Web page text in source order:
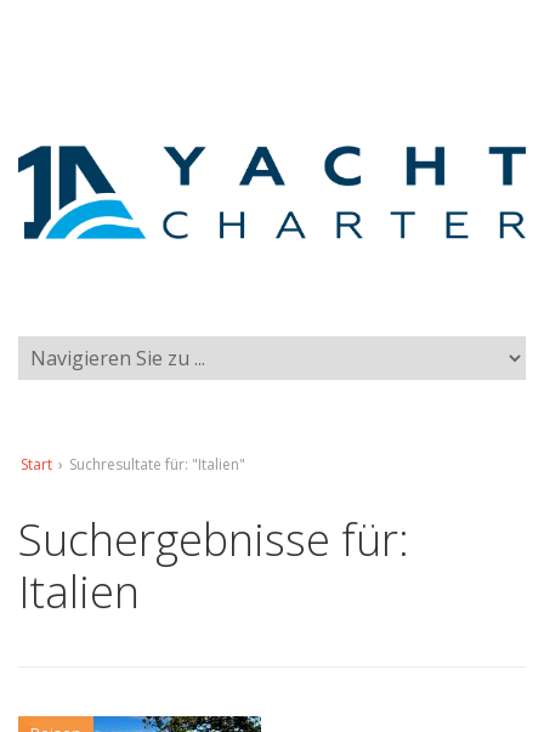
Start › Suchresultate für: "Italien"
Suchergebnisse für:
Italien